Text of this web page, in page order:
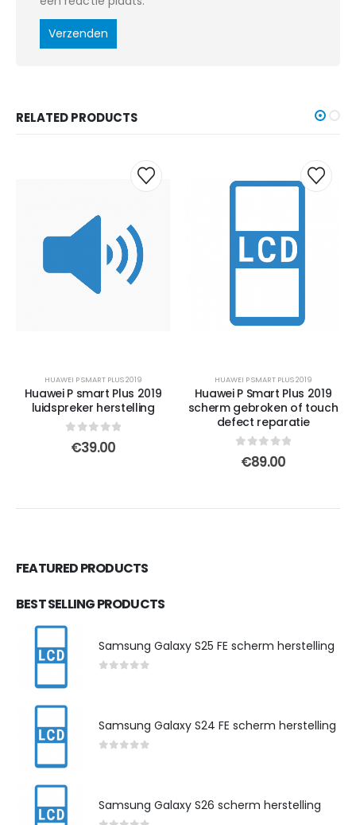
RELATED PRODUCTS
HUAWEI P SMART PLUS 2019
Huawei P smart Plus 2019
luidspreker herstelling
out of 5
€39.00
HUAWEI P SMART PLUS 2019
Huawei P Smart Plus 2019
scherm gebroken of touch
defect reparatie
out of 5
€89.00
FEATURED PRODUCTS
BEST SELLING PRODUCTS
Samsung Galaxy S25 FE scherm herstelling
Samsung Galaxy S24 FE scherm herstelling
Samsung Galaxy S26 scherm herstelling